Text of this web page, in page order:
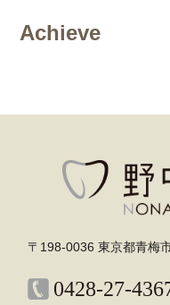
Achieve
〒198-0036 東京都青梅
0428-27-